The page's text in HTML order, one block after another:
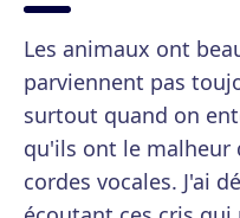
Les animaux ont
parviennent pas
surtout quand on
qu'ils ont le malheur
cordes vocales. J'ai